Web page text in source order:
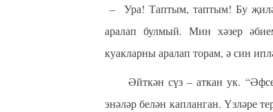
– Ура! Таптым, таптым! Бу
аралап булмый. Мин хәзер
куакларны аралап торам, ә син
Әйткән сүз – аткан ук.
энәләр белән капланган. Үзләре